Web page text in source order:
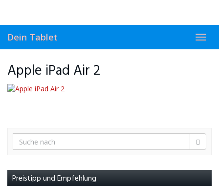
main
content
Dein Tablet
Apple iPad Air 2
Preistipp und Empfehlung